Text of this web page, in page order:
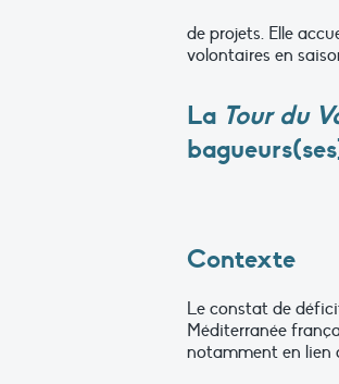
de projets. Elle
volontaires en
La Tour du
Contexte
Le constat de
Méditerranée
notamment en lien